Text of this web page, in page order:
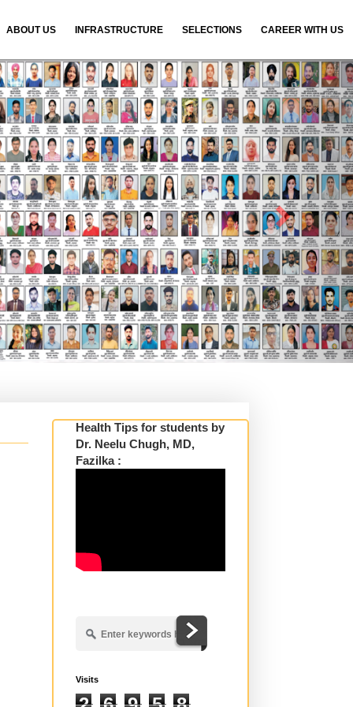
N
e
x
t
CAREER WITH US
SELECTIONS
INFRASTRUCTURE
ABOUT US
Health Tips for students by
Dr. Neelu Chugh, MD,
Fazilka :
Visits